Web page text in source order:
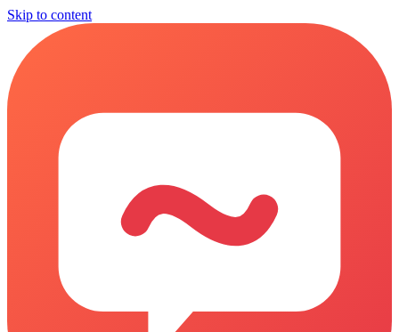
Skip to content